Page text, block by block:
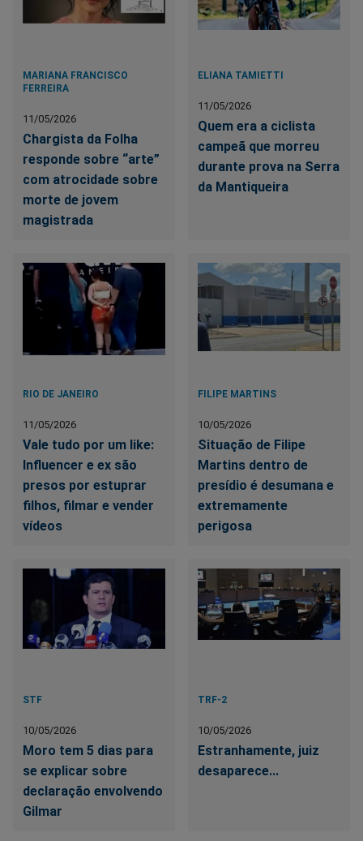
MARIANA FRANCISCO
FERREIRA
11/05/2026
Chargista da Folha
responde sobre “arte”
com atrocidade sobre
morte de jovem
magistrada
ELIANA TAMIETTI
11/05/2026
Quem era a ciclista
campeã que morreu
durante prova na Serra
da Mantiqueira
RIO DE JANEIRO
11/05/2026
Vale tudo por um like:
Influencer e ex são
presos por estuprar
filhos, filmar e vender
vídeos
FILIPE MARTINS
10/05/2026
Situação de Filipe
Martins dentro de
presídio é desumana e
extremamente
perigosa
STF
10/05/2026
Moro tem 5 dias para
se explicar sobre
declaração envolvendo
Gilmar
TRF-2
10/05/2026
Estranhamente, juiz
desaparece...